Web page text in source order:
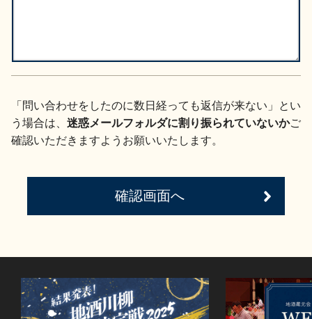
季節の商品 イベント情報
美味しい地酒の選び方
地酒蔵元会とは
お問い合わせ
「問い合わせをしたのに数日経っても返信が来ない」とい
う場合は、 迷惑メールフォルダに割り振られていないかご
確認いただきますようお願いいたします。
確認画面へ